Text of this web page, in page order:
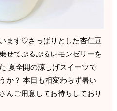
ます♡さっぱりとした杏仁豆
せてぷるぷるレモンゼリーを
夏全開️の涼しげスイーツで
か？ 本日も相変わらず暑い
んご用意してお待ちしており